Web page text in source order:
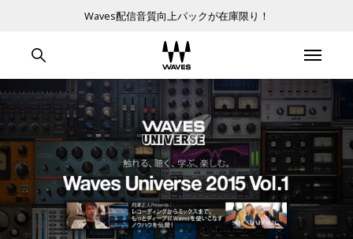
Waves配信音質向上パックが在庫限り！